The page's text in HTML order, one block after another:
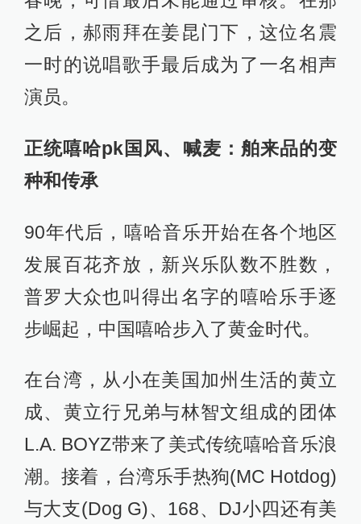
之后，郝雨拜在姜昆门下，这位名震
一时的说唱歌手最后成为了一名相声
演员。
正统嘻哈pk国风、喊麦：舶来品的变
种和传承
90年代后，嘻哈音乐开始在各个地区
发展百花齐放，新兴乐队数不胜数，
普罗大众也叫得出名字的嘻哈乐手逐
步崛起，中国嘻哈步入了黄金时代。
在台湾，从小在美国加州生活的黄立
成、黄立行兄弟与林智文组成的团体
L.A. BOYZ带来了美式传统嘻哈音乐浪
潮。接着，台湾乐手热狗(MC Hotdog)
与大支(Dog G)、168、DJ小四还有美